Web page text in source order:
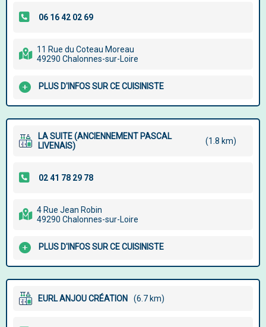
11 Rue du Coteau Moreau
49290 Chalonnes-sur-Loire
PLUS D'INFOS SUR CE CUISINISTE
LA SUITE (ANCIENNEMENT PASCAL
LIVENAIS)
(1.8 km)
4 Rue Jean Robin
49290 Chalonnes-sur-Loire
PLUS D'INFOS SUR CE CUISINISTE
EURL ANJOU CRÉATION (6.7 km)